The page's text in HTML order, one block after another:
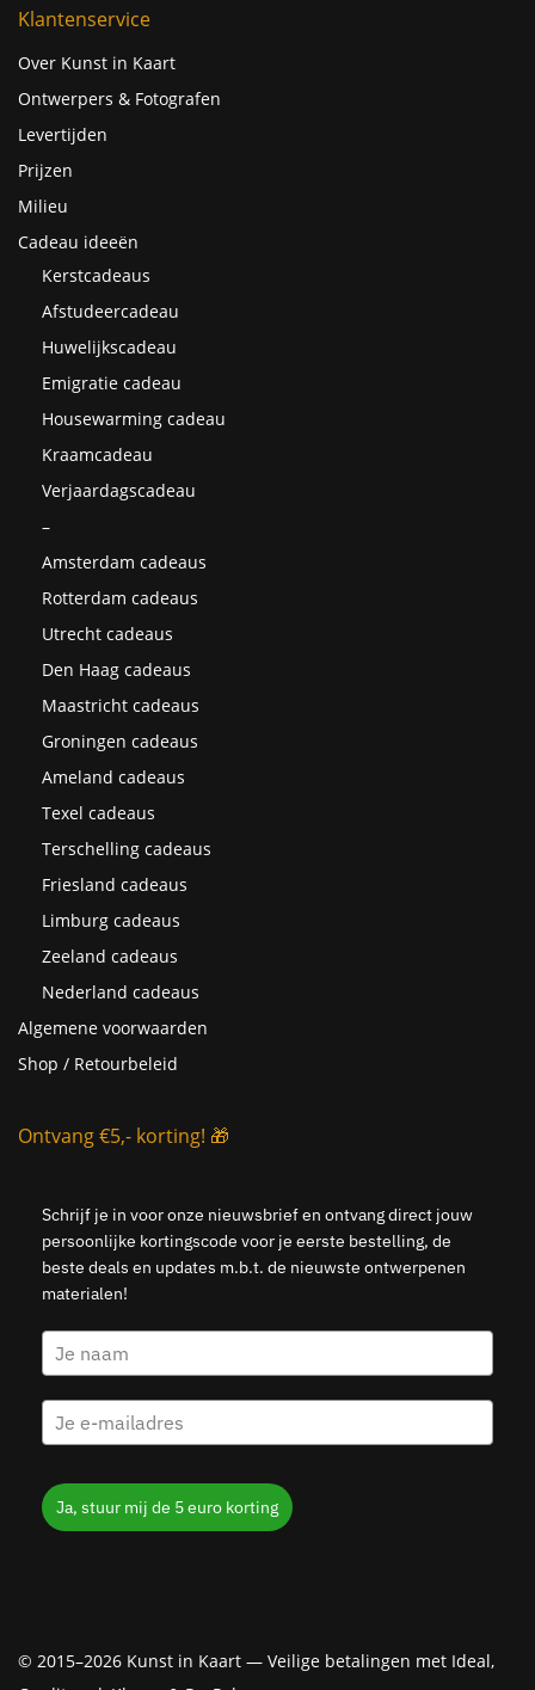
Klantenservice
Over Kunst in Kaart
Ontwerpers & Fotografen
Levertijden
Prijzen
Milieu
Cadeau ideeën
Kerstcadeaus
Afstudeercadeau
Huwelijkscadeau
Emigratie cadeau
Housewarming cadeau
Kraamcadeau
Verjaardagscadeau
–
Amsterdam cadeaus
Rotterdam cadeaus
Utrecht cadeaus
Den Haag cadeaus
Maastricht cadeaus
Groningen cadeaus
Ameland cadeaus
Texel cadeaus
Terschelling cadeaus
Friesland cadeaus
Limburg cadeaus
Zeeland cadeaus
Nederland cadeaus
Algemene voorwaarden
Shop / Retourbeleid
Ontvang €5,- korting! 🎁
Schrijf je in voor onze nieuwsbrief en ontvang direct jouw
persoonlijke kortingscode voor je eerste bestelling, de
beste deals en updates m.b.t. de nieuwste ontwerpenen
materialen!
Ja, stuur mij de 5 euro korting
© 2015–2026 Kunst in Kaart — Veilige betalingen met Ideal,